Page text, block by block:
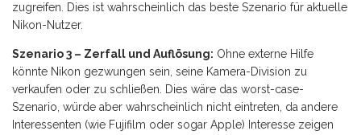
zugreifen. Dies ist wahrscheinlich das beste Szenario für aktuelle
Nikon-Nutzer.
Szenario 3 – Zerfall und Auflösung: Ohne externe Hilfe
könnte Nikon gezwungen sein, seine Kamera-Division zu
verkaufen oder zu schließen. Dies wäre das worst-case-
Szenario, würde aber wahrscheinlich nicht eintreten, da andere
Interessenten (wie Fujifilm oder sogar Apple) Interesse zeigen